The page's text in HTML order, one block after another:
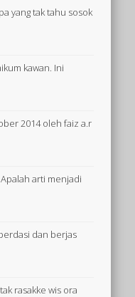
yang tak tahu sosok
kawan. Ini
2014 oleh faiz a.r
Apalah arti menjadi
dan berjas
rasakke wis ora